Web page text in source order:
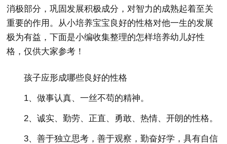
消极部分，巩固发展积极成分，对智力的成熟起着至关
重要的作用。从小培养宝宝良好的性格对他一生的发展
极为有益，下面是小编收集整理的怎样培养幼儿好性
格，仅供大家参考！
孩子应形成哪些良好的性格
1、做事认真、一丝不苟的精神。
2、诚实、勤劳、正直、勇敢、热情、开朗的性格。
3、善于独立思考，善于观察，勤奋好学，具有自信